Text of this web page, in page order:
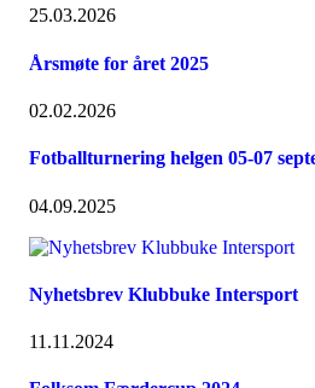
25.03.2026
Årsmøte for året 2025
02.02.2026
Fotballturnering helgen 05-07
04.09.2025
Nyhetsbrev Klubbuke Intersport
11.11.2024